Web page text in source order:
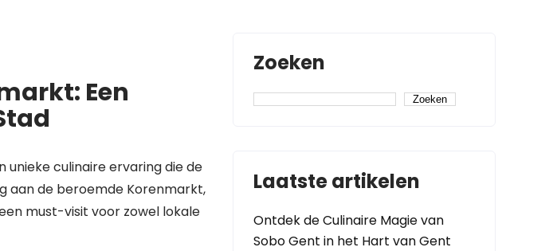
Een
culinaire ervaring die de
aan de beroemde Korenmarkt,
must-visit voor zowel lokale
Zoeken
Zoeken
Laatste artikelen
Ontdek de Culinaire Magie van
Sobo Gent in het Hart van Gent